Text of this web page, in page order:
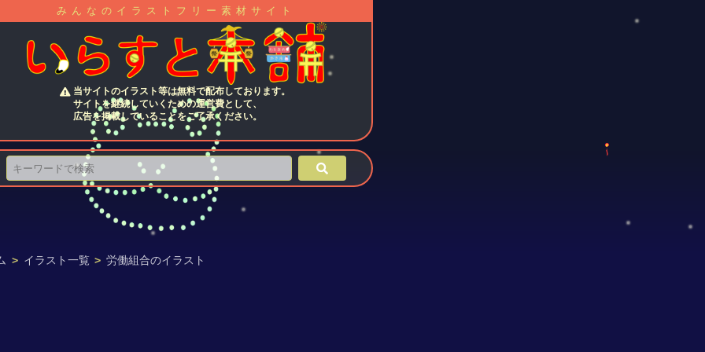
みんなのイラストフリー素材サイト
当サイトのイラスト等は無料で配布しております。
サイトを継続していくための運営費として、
広告を掲載していることをご了承ください。
> イラスト一覧 > 労働組合のイラスト